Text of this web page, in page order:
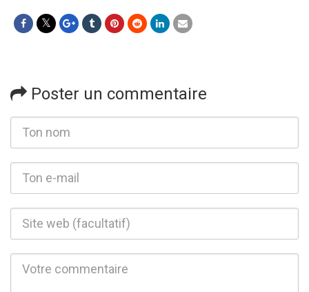
Poster un commentaire